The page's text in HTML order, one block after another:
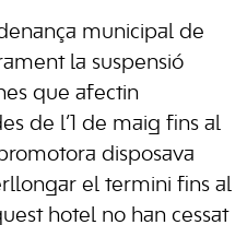
municipal de
la suspensió
que afectin
de l’1 de maig fins al
disposava
el termini fins al
hotel no han cessat